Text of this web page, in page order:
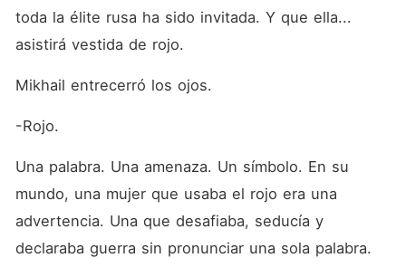
toda la élite rusa ha sido invitada. Y que ella...
asistirá vestida de rojo.
Mikhail entrecerró los ojos.
-Rojo.
Una palabra. Una amenaza. Un símbolo. En su
mundo, una mujer que usaba el rojo era una
advertencia. Una que desafiaba, seducía y
declaraba guerra sin pronunciar una sola palabra.